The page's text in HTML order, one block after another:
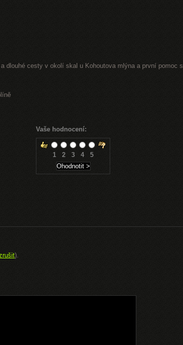
dlouhé cesty v okolí skal u Kohoutova mlýna a první pomoc s
Vaše hodnocení:
1 2 3 4 5
).